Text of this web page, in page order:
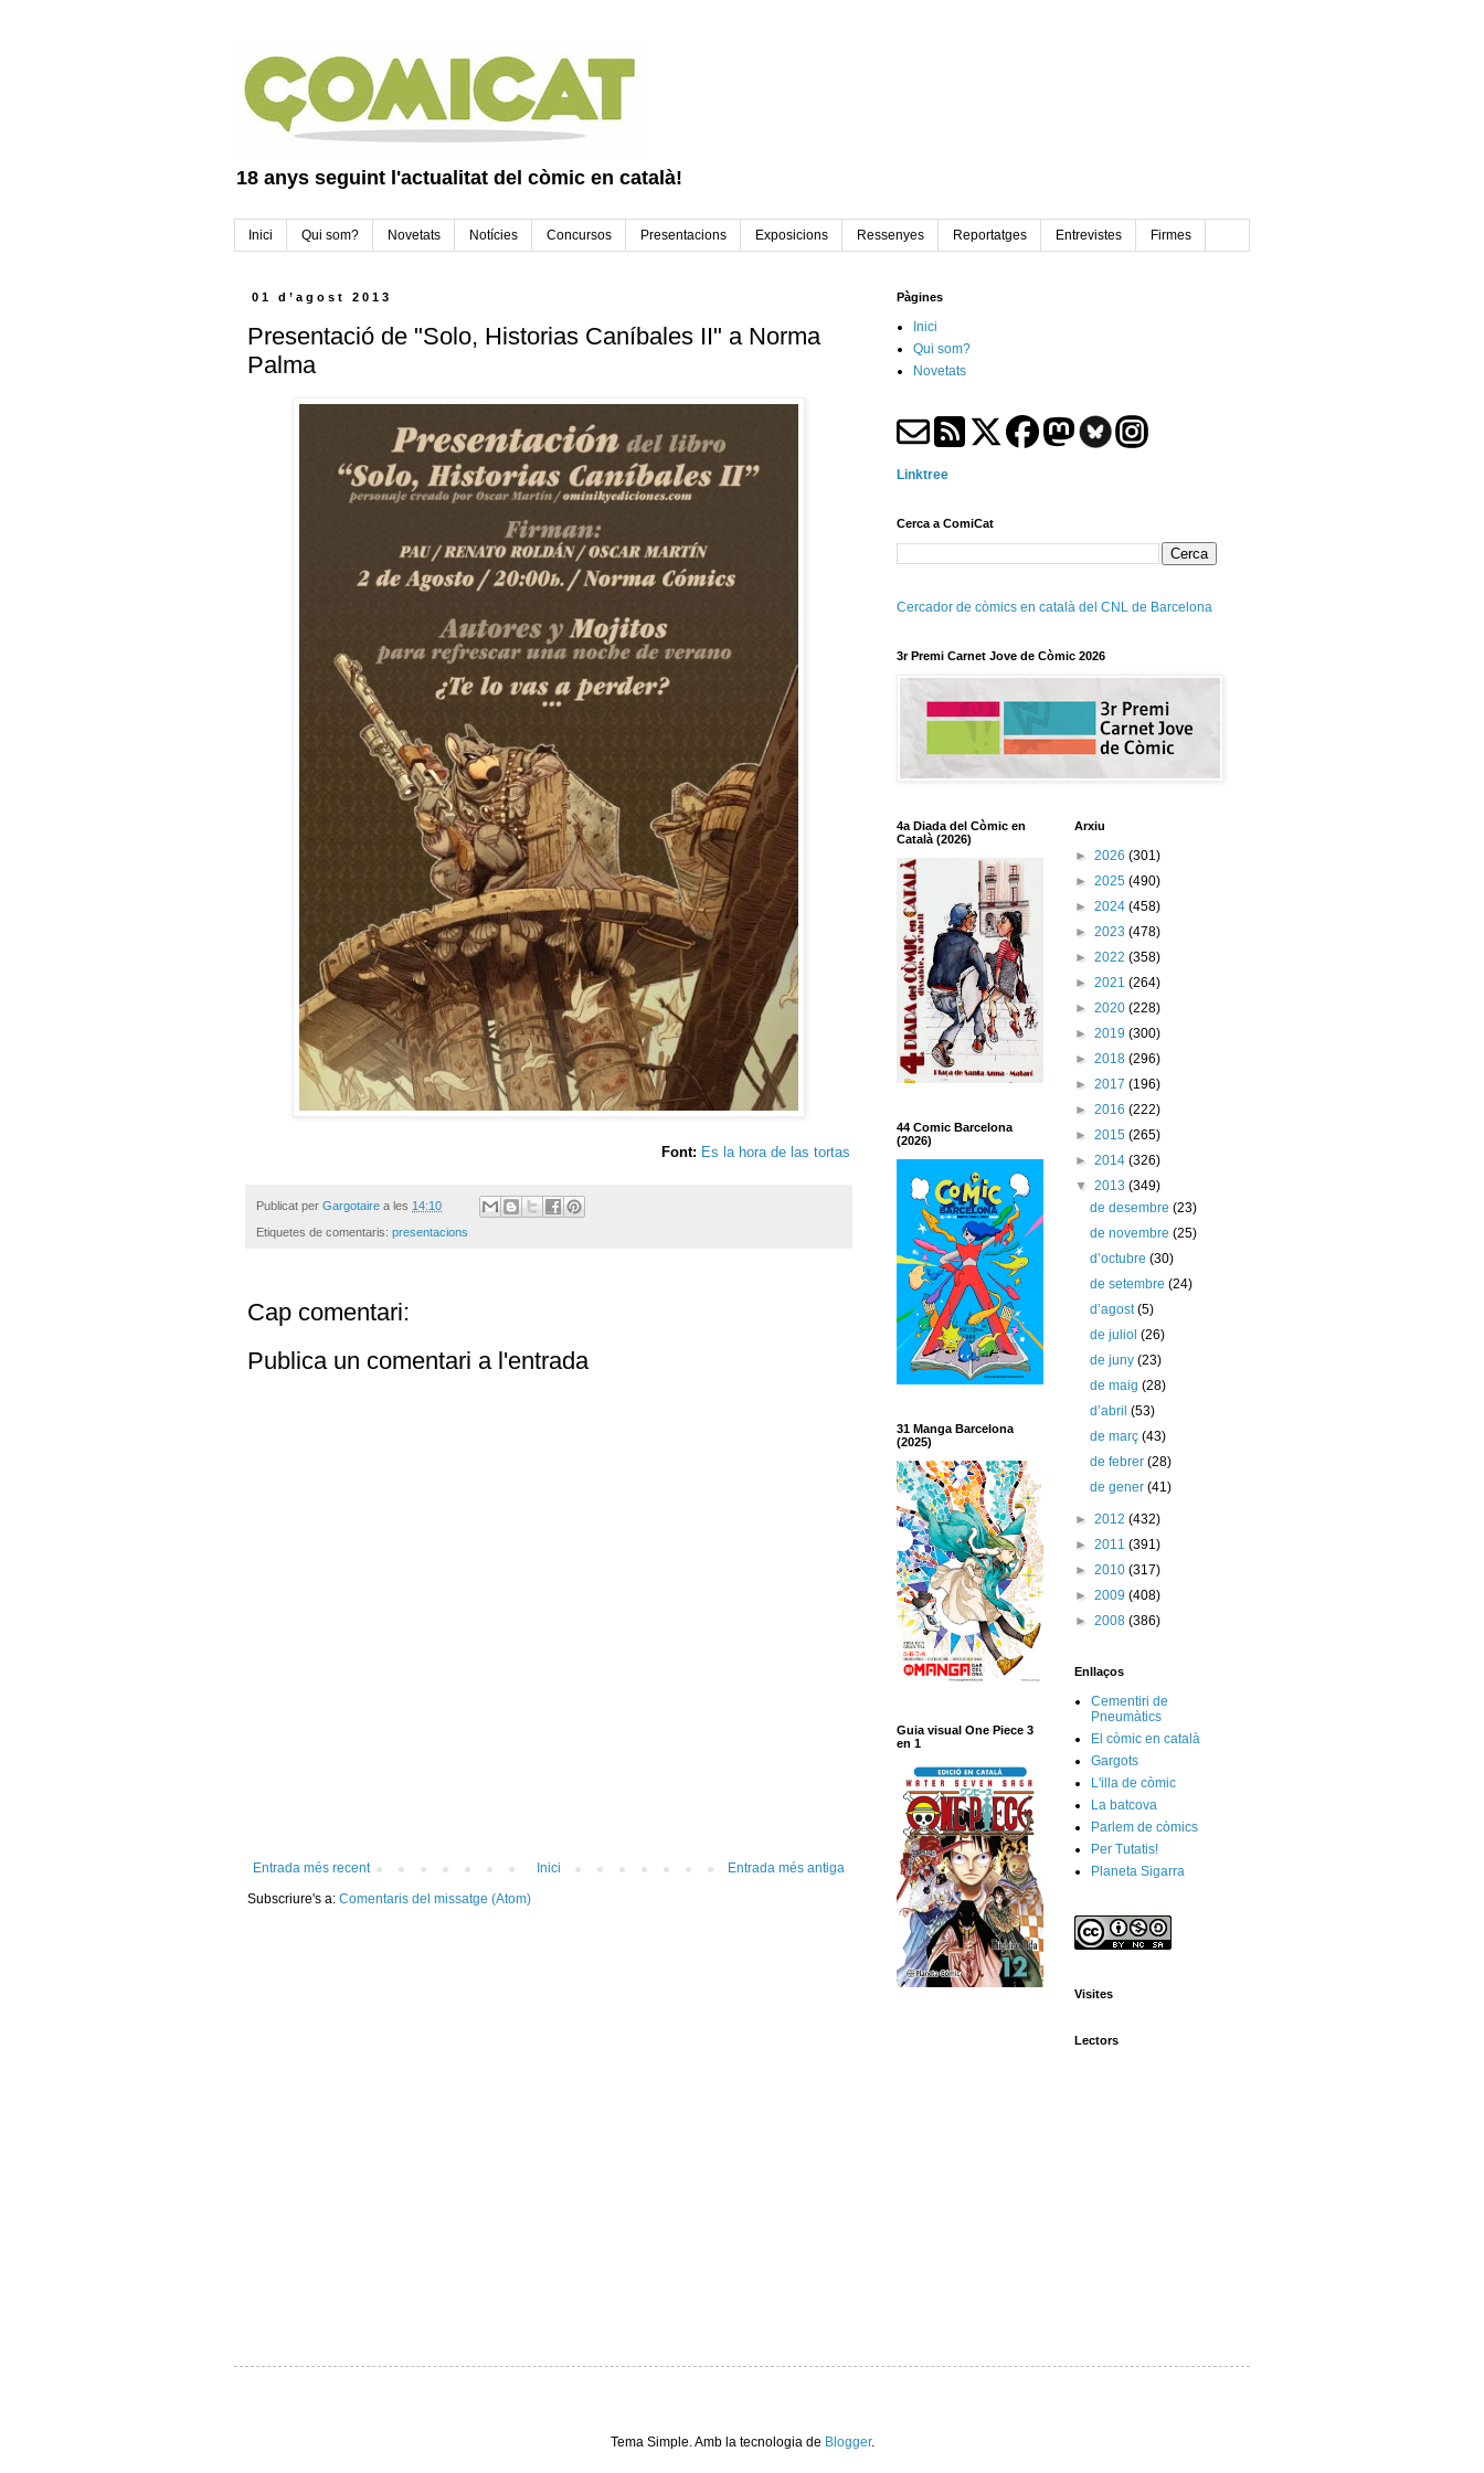
18 anys seguint l'actualitat del còmic en català!
Inici Qui som? Novetats Notícies Concursos Presentacions Exposicions Ressenyes Reportatges Entrevistes Firmes
01 d’agost 2013
Presentació de "Solo, Historias Caníbales II" a Norma
Palma
Font: Es la hora de las tortas
Publicat per Gargotaire a les 14:10
Etiquetes de comentaris: presentacions
Cap comentari:
Publica un comentari a l'entrada
Entrada més recent Entrada més antiga
Inici
Subscriure's a: Comentaris del missatge (Atom)
Pàgines
Inici
Qui som?
Novetats
Linktree
Cerca a ComiCat
Cercador de còmics en català del CNL de Barcelona
3r Premi Carnet Jove de Còmic 2026
4a Diada del Còmic en
Català (2026)
44 Comic Barcelona
(2026)
31 Manga Barcelona
(2025)
Guia visual One Piece 3
en 1
Arxiu
► 2026 (301)
► 2025 (490)
► 2024 (458)
► 2023 (478)
► 2022 (358)
► 2021 (264)
► 2020 (228)
► 2019 (300)
► 2018 (296)
► 2017 (196)
► 2016 (222)
► 2015 (265)
► 2014 (326)
▼ 2013 (349)
de desembre(23)
de novembre(25)
d’octubre(30)
de setembre(24)
d’agost(5)
de juliol(26)
de juny(23)
de maig(28)
d’abril(53)
de març(43)
de febrer(28)
de gener(41)
► 2012 (432)
► 2011 (391)
► 2010 (317)
► 2009 (408)
► 2008 (386)
Enllaços
Cementiri de
Pneumàtics
El còmic en català
Gargots
L'illa de còmic
La batcova
Parlem de còmics
Per Tutatis!
Planeta Sigarra
Visites
Lectors
Tema Simple. Amb la tecnologia de Blogger.